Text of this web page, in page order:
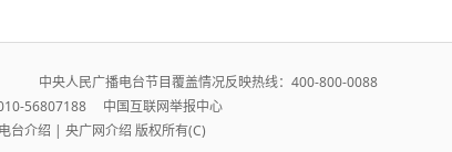
人民广播电台节目覆盖情况反映热线：400-800-0088
56807188 中国互联网举报中心
台介绍 | 央广网介绍 版权所有(C)